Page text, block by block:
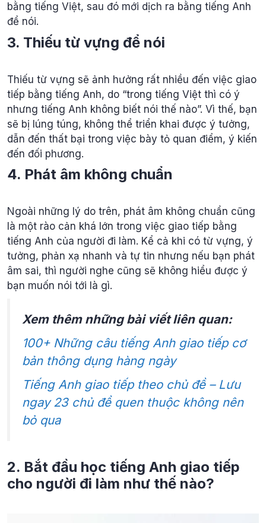
bằng tiếng Việt, sau đó mới dịch ra bằng tiếng Anh
để nói.
3. Thiếu từ vựng để nói
Thiếu từ vựng sẽ ảnh hưởng rất nhiều đến việc giao
tiếp bằng tiếng Anh, do “trong tiếng Việt thì có ý
nhưng tiếng Anh không biết nói thế nào”. Vì thế, bạn
sẽ bị lúng túng, không thể triển khai được ý tưởng,
dẫn đến thất bại trong việc bày tỏ quan điểm, ý kiến
đến đối phương.
4. Phát âm không chuẩn
Ngoài những lý do trên, phát âm không chuẩn cũng
là một rào cản khá lớn trong việc giao tiếp bằng
tiếng Anh của người đi làm. Kể cả khi có từ vựng, ý
tưởng, phản xạ nhanh và tự tin nhưng nếu bạn phát
âm sai, thì người nghe cũng sẽ không hiểu được ý
bạn muốn nói tới là gì.
Xem thêm những bài viết liên quan:
100+ Những câu tiếng Anh giao tiếp cơ
bản thông dụng hàng ngày
Tiếng Anh giao tiếp theo chủ đề – Lưu
ngay 23 chủ đề quen thuộc không nên
bỏ qua
2. Bắt đầu học tiếng Anh giao tiếp
cho người đi làm như thế nào?